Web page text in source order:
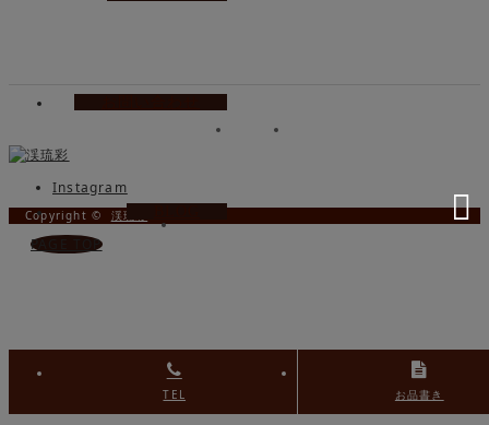
Instagram
Copyright © 渓琉彩
TEL お品書き
PAGE TOP